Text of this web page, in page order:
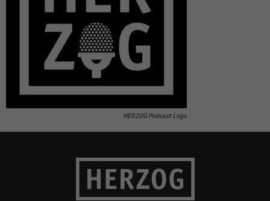
HERZOG Podcast Logo